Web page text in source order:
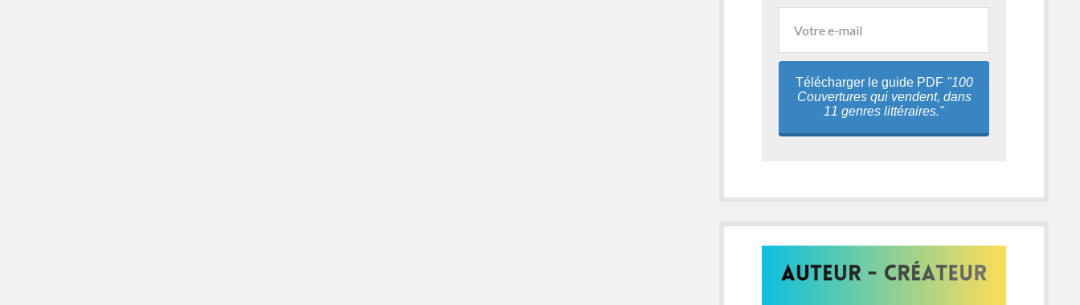
Télécharger le guide PDF "100
Couvertures qui vendent, dans
11 genres littéraires."